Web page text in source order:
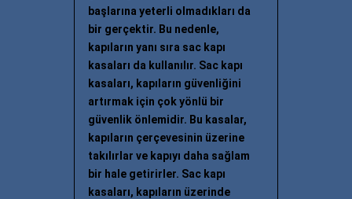
başlarına yeterli olmadıkları da
bir gerçektir. Bu nedenle,
kapıların yanı sıra sac kapı
kasaları da kullanılır. Sac kapı
kasaları, kapıların güvenliğini
artırmak için çok yönlü bir
güvenlik önlemidir. Bu kasalar,
kapıların çerçevesinin üzerine
takılırlar ve kapıyı daha sağlam
bir hale getirirler. Sac kapı
kasaları, kapıların üzerinde